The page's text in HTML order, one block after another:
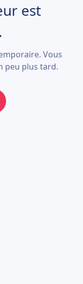
est
Vous
peu plus tard.